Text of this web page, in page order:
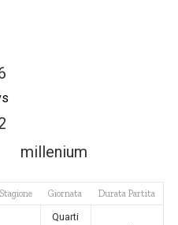
millenium
Stagione Giornata Durata Partita
Quarti